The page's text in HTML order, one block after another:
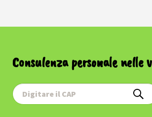
Consulenza personale